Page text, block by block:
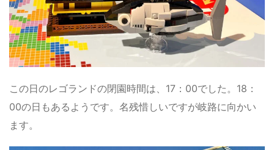
この日のレゴランドの閉園時間は、17：00でした。18：
00の日もあるようです。名残惜しいですが岐路に向かい
ます。